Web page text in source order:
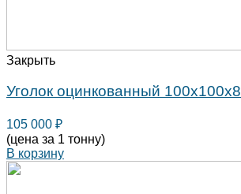
Закрыть
Уголок оцинкованный 100х100х8
105 000 ₽
(цена за 1 тонну)
В корзину